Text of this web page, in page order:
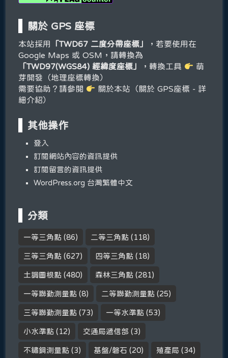
關於 GPS 座標
本站採用 「TWD67 二度分帶座標」
，若要使用在
Google Maps 或 OSM，請轉換為
「TWD97(WGS84) 經緯度座標」
，轉換工具
萌
芽開發（地理座標轉換）
需要協助？請參閱
關於本站（關於 GPS座標 - 詳
細介紹）
其他操作
登入
訂閱網站內容的資訊提供
訂閱留言的資訊提供
WordPress.org 台灣繁體中文
分類
一等三角點 (86) 二等三角點 (118)
三等三角點 (627) 四等三角點 (18)
土調圖根點 (480) 森林三角點 (281)
一等聯勤測量點 (8) 二等聯勤測量點 (25)
三等聯勤測量點 (73) 一等水準點 (53)
小水準點 (12) 交通局遞信部 (3)
不鏽鋼測量點 (3) 基盤/磐石 (20) 殖產局 (34)